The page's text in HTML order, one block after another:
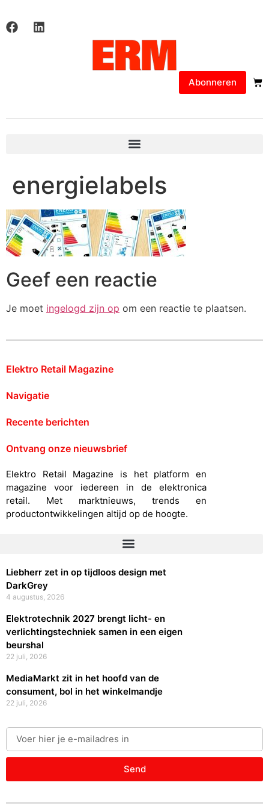
Abonneren
energielabels
Geef een reactie
Je moet ingelogd zijn op om een reactie te plaatsen.
Elektro Retail Magazine
Navigatie
Recente berichten
Ontvang onze nieuwsbrief
Elektro Retail Magazine is het platform en
magazine voor iedereen in de elektronica
retail. Met marktnieuws, trends en
productontwikkelingen altijd op de hoogte.
Liebherr zet in op tijdloos design met
DarkGrey
4 augustus, 2026
Elektrotechnik 2027 brengt licht- en
verlichtingstechniek samen in een eigen
beurshal
22 juli, 2026
MediaMarkt zit in het hoofd van de
consument, bol in het winkelmandje
22 juli, 2026
Send